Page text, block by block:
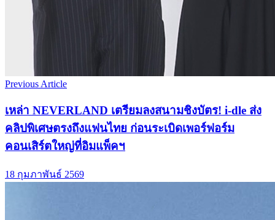
Previous Article
เหล่า NEVERLAND เตรียมลงสนามชิงบัตร! i-dle ส่ง
คลิปพิเศษตรงถึงแฟนไทย ก่อนระเบิดเพอร์ฟอร์ม
คอนเสิร์ตใหญ่ที่อิมแพ็คฯ
18 กุมภาพันธ์ 2569